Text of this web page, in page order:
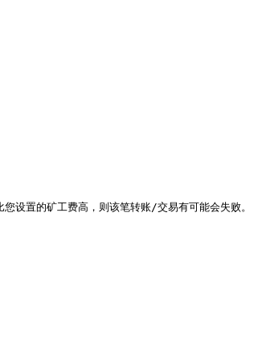
设置的矿工费高，则该笔转账/交易有可能会失败。